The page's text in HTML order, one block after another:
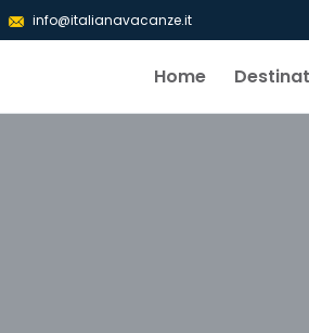
info@italianavacanze.it
Home